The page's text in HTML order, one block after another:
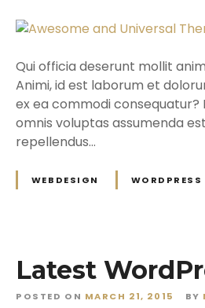
Qui officia deserunt mollit
Animi, id est laborum et
ex ea commodi consequatur?
omnis voluptas assumenda
repellendus…
WEBDESIGN WORDPRESS
Latest
POSTED ON MARCH 21, 2015 BY